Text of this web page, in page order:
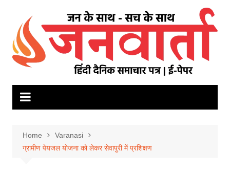
content
Home
Varanasi
ग्रामीण पेयजल योजना को लेकर सेवापुरी में प्रशिक्षण